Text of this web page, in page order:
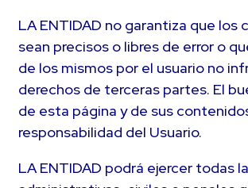
LA ENTIDAD no garantiza que los
sean precisos o libres de error o
de los mismos por el usuario no
derechos de terceras partes. El
de esta página y de sus
responsabilidad del Usuario.
LA ENTIDAD podrá ejercer todas